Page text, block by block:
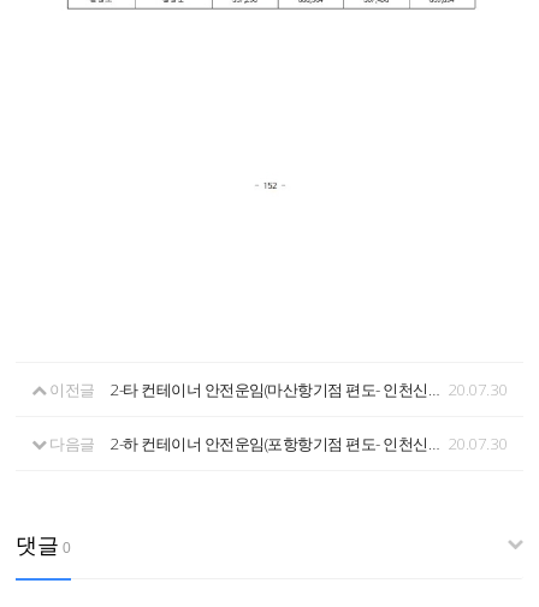
이전글 2-타 컨테이너 안전운임(마산항기점 편도- 인천신항 공컨테이너 장치장) 20.07.30
다음글 2-하 컨테이너 안전운임(포항항기점 편도- 인천신항 공컨테이너 장치장) 20.07.30
댓글 0